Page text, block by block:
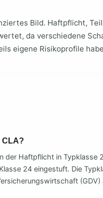
Bild. Haftpflicht,
da verschiedene
eigene Risikoprofile
CLA?
der Haftpflicht in Typklasse
24 eingestuft. Die
(GDV)